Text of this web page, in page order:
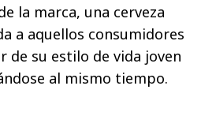
la marca, una cerveza
a aquellos consumidores
de su estilo de vida joven
al mismo tiempo.